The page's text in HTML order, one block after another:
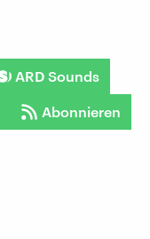
ARD Sounds
Abonnieren